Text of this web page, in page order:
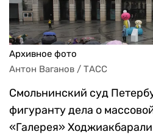
Архивное фото
Антон Ваганов / ТАСС
Смольнинский суд
фигуранту дела о
«Галерея»